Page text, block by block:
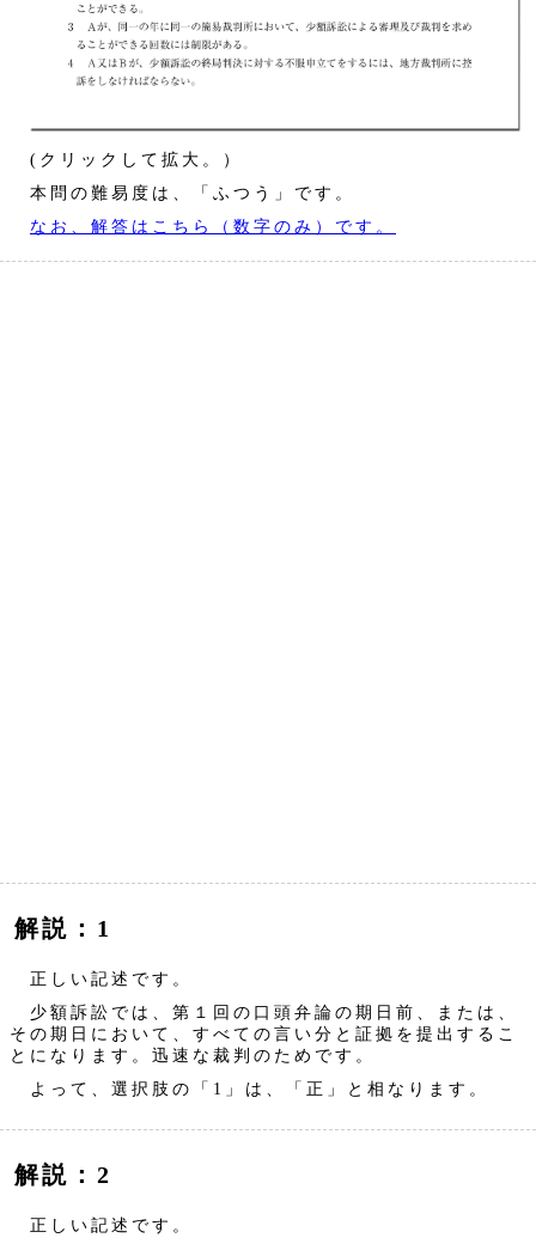
(クリックして拡大。）
本問の難易度は、「ふつう」です。
なお、解答はこちら（数字のみ）です。
解説：1
正しい記述です。
少額訴訟では、第１回の口頭弁論の期日前、または、
その期日において、すべての言い分と証拠を提出するこ
とになります。迅速な裁判のためです。
よって、選択肢の「1」は、「正」と相なります。
解説：2
正しい記述です。